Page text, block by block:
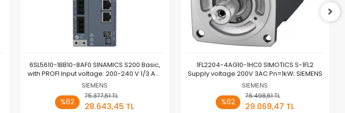
6SL5610-1BB10-8AF0 SINAMICS S200 Basic,
with PROFI Input voltage: 200-240 V 1/3 AC;
Motor: 0.75kW SIEMENS
SIEMENS
%62
75.377,51 TL
28.643,45 TL
Sepete Ekle
1FL2204-4AG10-1HC0 SIMOTICS S-1FL2
Supply voltage 200V 3AC Pn=1kW; SIEMENS
SIEMENS
%62
76.498,61 TL
29.069,47 TL
Sepete Ekle